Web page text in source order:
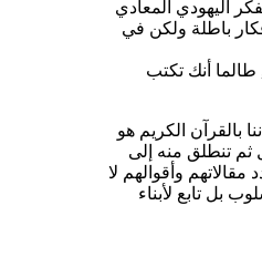
اليهودي المعادي
باطلة ولكن في
طالما أنك تكتب
بالقرآن الكريم هو
ثم تنطلق منه إلى
وأقوالهم لا
بل تابع لأبناء